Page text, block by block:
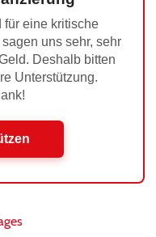
eine kritische
uns sehr, sehr
Deshalb bitten
Unterstützung.